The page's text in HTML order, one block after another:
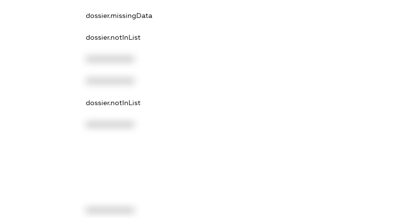
dossier.missingData
dossier.notInList
dossier.notInList